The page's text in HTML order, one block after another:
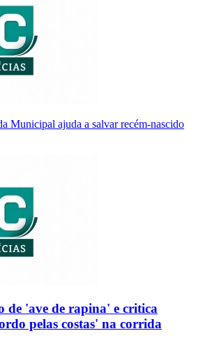
Municipal ajuda a salvar recém-nascido
de 'ave de rapina' e critica
pelas costas' na corrida